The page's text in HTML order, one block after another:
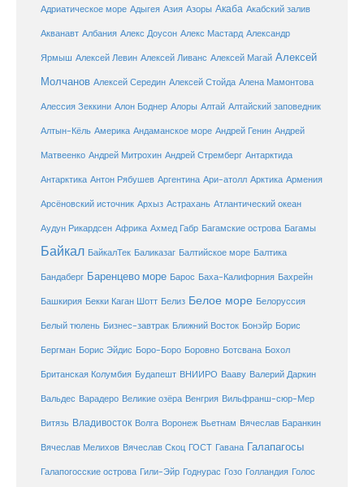
Адриатическое море Адыгея Азия Азоры Акаба Акабский залив
Акванавт Албания Алекс Доусон Алекс Мастард Александр
Ярмыш Алексей Левин Алексей Ливанс Алексей Магай Алексей
Молчанов Алексей Середин Алексей Стойда Алена Мамонтова
Алессия Зеккини Алон Боднер Алоры Алтай Алтайский заповедник
Алтын-Кёль Америка Андаманское море Андрей Генин Андрей
Матвеенко Андрей Митрохин Андрей Стремберг Антарктида
Антарктика Антон Рябушев Аргентина Ари-атолл Арктика Армения
Арсёновский источник Архыз Астрахань Атлантический океан
Аудун Рикардсен Африка Ахмед Габр Багамские острова Багамы
Байкал БайкалТек Баликазаг Балтийское море Балтика
Бандаберг Баренцево море Барос Баха-Калифорния Бахрейн
Башкирия Бекки Каган Шотт Белиз Белое море Белоруссия
Белый тюлень Бизнес-завтрак Ближний Восток Бонэйр Борис
Бергман Борис Эйдис Боро-Боро Боровно Ботсвана Бохол
Британская Колумбия Будапешт ВНИИРО Вааву Валерий Даркин
Вальдес Варадеро Великие озёра Венгрия Вильфранш-сюр-Мер
Витязь Владивосток Волга Воронеж Вьетнам Вячеслав Баранкин
Вячеслав Мелихов Вячеслав Скоц ГОСТ Гавана Галапагосы
Галапогосские острова Гили-Эйр Годнурас Гозо Голландия Голос